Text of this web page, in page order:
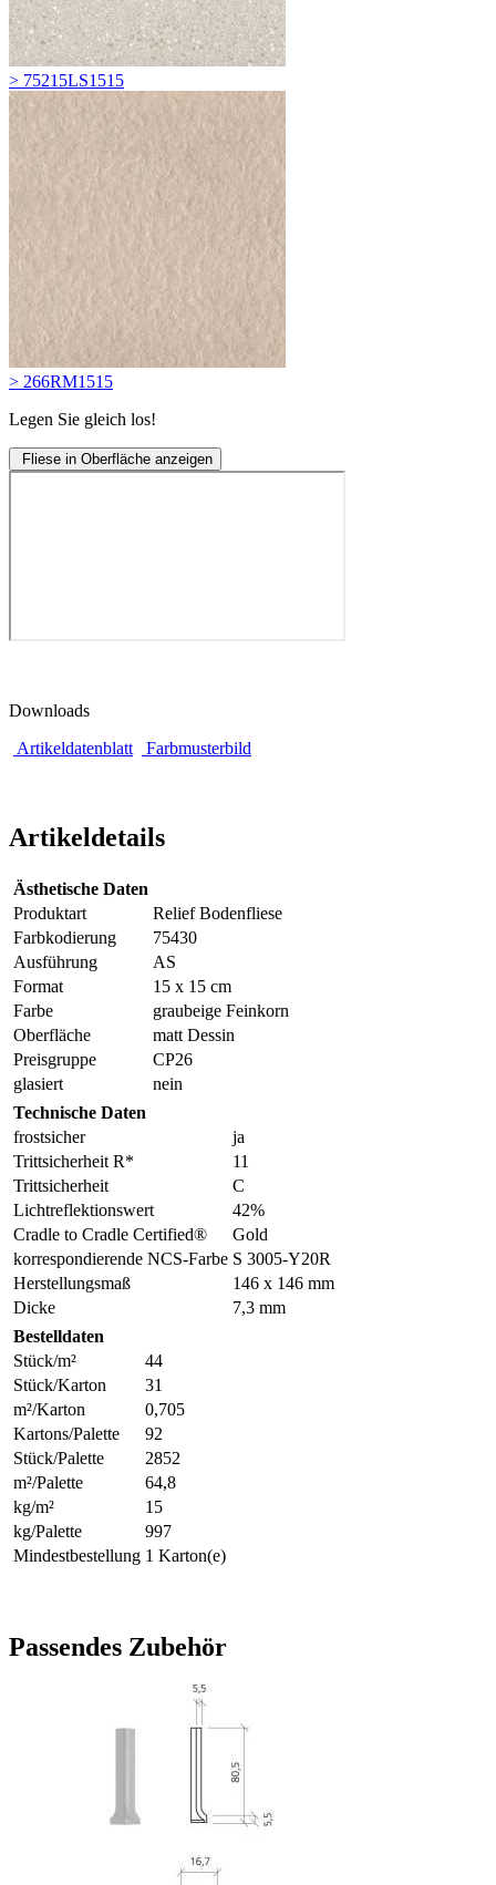
> 75215LS1515
> 266RM1515
Legen Sie gleich los!
Fliese in Oberfläche anzeigen
Downloads
Artikeldatenblatt
Farbmusterbild
Artikeldetails
Ästhetische Daten
Produktart
Relief Bodenfliese
Farbkodierung
75430
Ausführung
AS
Format
15 x 15 cm
Farbe
graubeige Feinkorn
Oberfläche
matt Dessin
Preisgruppe
CP26
glasiert
nein
Technische Daten
frostsicher
ja
Trittsicherheit R*
11
Trittsicherheit
C
Lichtreflektionswert
42%
Cradle to Cradle Certified®
Gold
korrespondierende NCS-Farbe S 3005-Y20R
Herstellungsmaß
146 x 146 mm
Dicke
7,3 mm
Bestelldaten
Stück/m²
44
Stück/Karton
31
m²/Karton
0,705
Kartons/Palette
92
Stück/Palette
2852
m²/Palette
64,8
kg/m²
15
kg/Palette
997
Mindestbestellung 1 Karton(e)
Passendes Zubehör